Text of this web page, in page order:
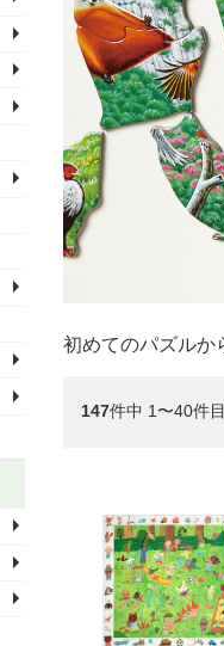
初めてのパズルか
147件中 1〜40件目